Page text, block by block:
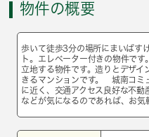
物件の概要
歩いて徒歩3分の場所にまいばす
ト。エレベーター付きの物件で
立地する物件です。造りとデザイ
きるマンションです。 城南コミ
に近く、交通アクセス良好な不動
などが気になるのであれば、お気